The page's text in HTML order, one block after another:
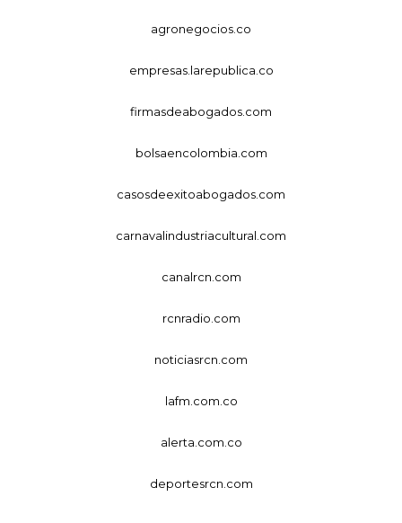
agronegocios.co
empresas.larepublica.co
firmasdeabogados.com
bolsaencolombia.com
casosdeexitoabogados.com
carnavalindustriacultural.com
canalrcn.com
rcnradio.com
noticiasrcn.com
lafm.com.co
alerta.com.co
deportesrcn.com